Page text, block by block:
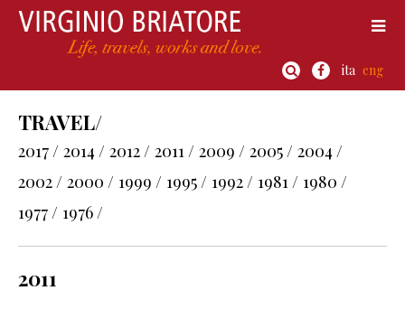
ita eng
TRAVEL/
2017 / 2014 / 2012 / 2011 / 2009 / 2005 / 2004 /
2002 / 2000 / 1999 / 1995 / 1992 / 1981 / 1980 /
1977 / 1976 /
2011